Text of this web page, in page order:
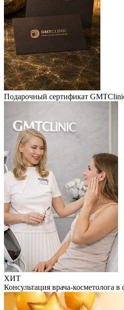
Подарочный сертификат
ХИТ
Консультация врача-косметолога